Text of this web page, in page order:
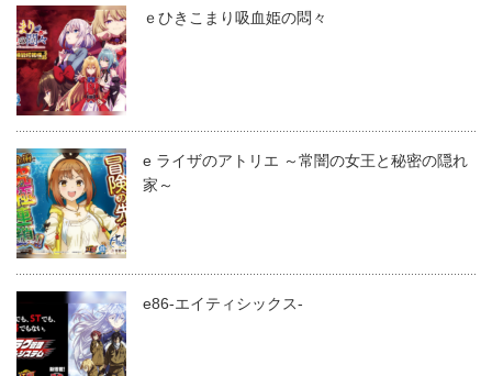
ｅひきこまり吸血姫の悶々
e ライザのアトリエ ～常闇の女王と秘密の隠れ
家～
e86-エイティシックス-